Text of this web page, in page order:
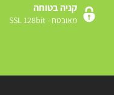
קניה בטוחה
מאובטח - SSL 128bit